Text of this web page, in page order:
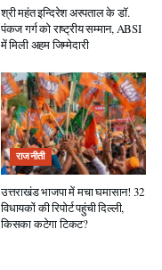
श्री महंत इन्दिरेश अस्पताल के डॉ.
पंकज गर्ग को राष्ट्रीय सम्मान, ABSI
में मिली अहम जिम्मेदारी
राजनीती
उत्तराखंड भाजपा में मचा घमासान! 32
विधायकों की रिपोर्ट पहुंची दिल्ली,
किसका कटेगा टिकट?